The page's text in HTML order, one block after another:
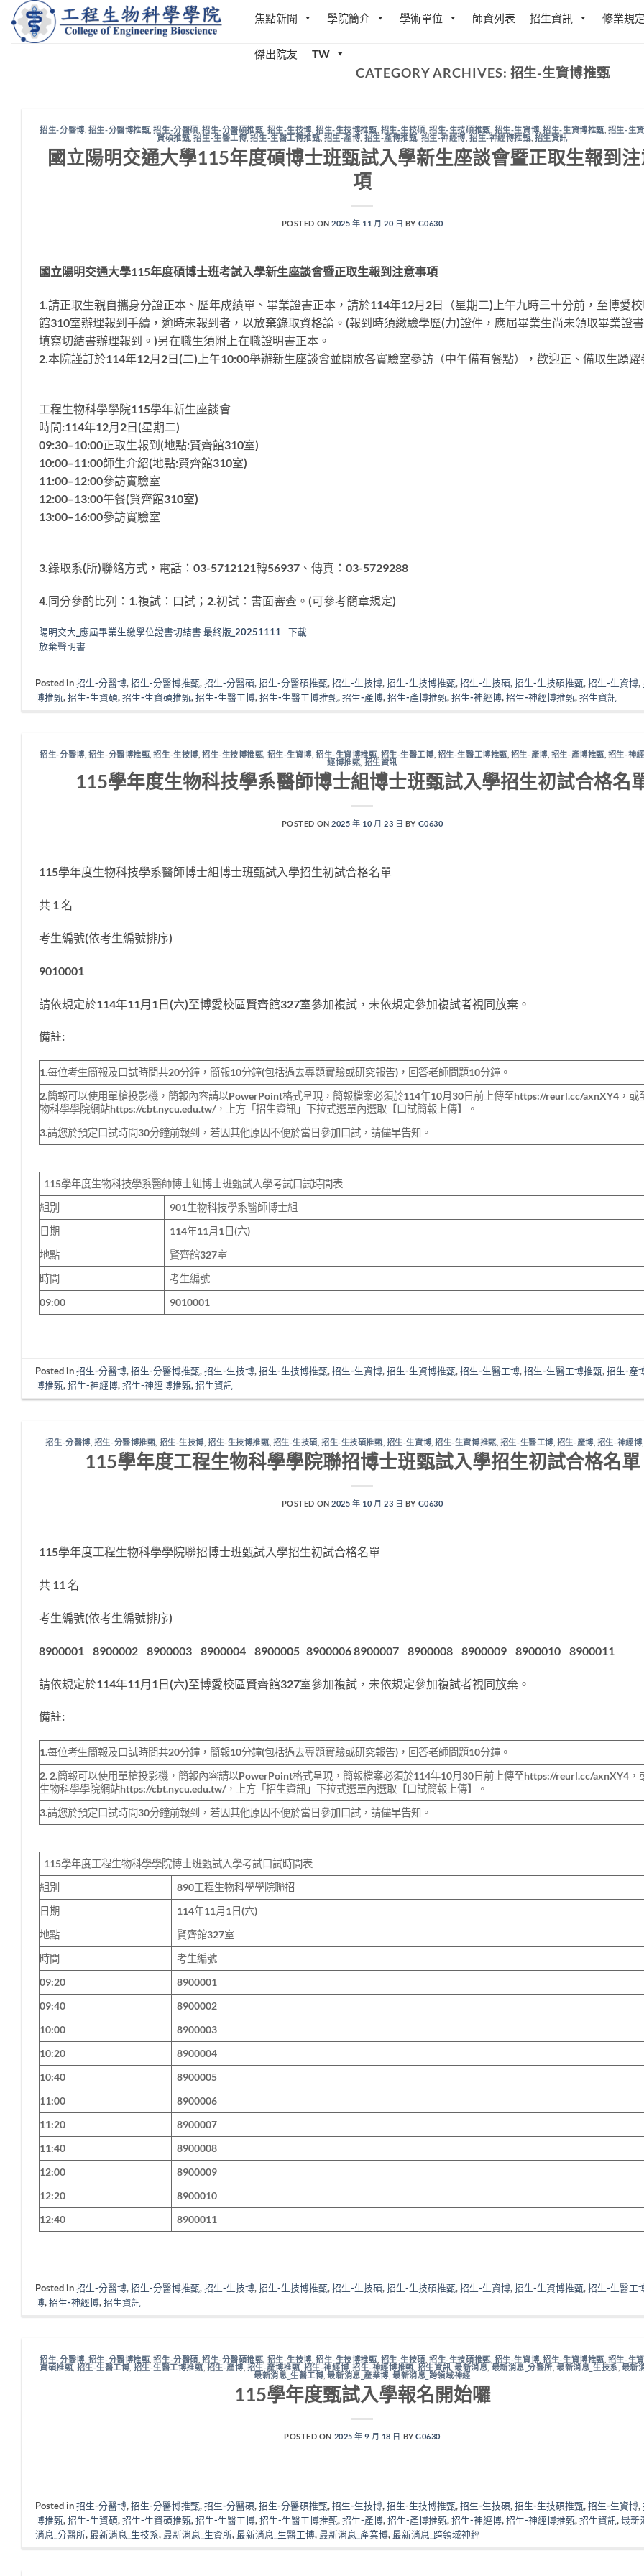
Skip
content
焦點新聞 學院簡介 學術單位 師資列表 招生資訊 修業規定
傑出院友 TW
CATEGORY ARCHIVES: 招生-生資博推甄
招生-分醫博, 招生-分醫博推甄,招生-分醫碩 招生-分醫碩推甄, 招生-生技博,招生-生技博推甄, 招生-生技碩 ,招生-生技碩推甄, 招生-生資博,招生-生資博推甄, 招生-生
資碩推甄,招生-生醫工博,招生-生醫工博推甄, 招生-產博, 招生-產博推甄, 招生-神經博,招生-神經博推甄, 招生資訊
國立陽明交通大學115年度碩博士班甄試入學新生座談會暨正取生報到
項
POSTED ON2025 年 11 月 20 日 BY G0630
國立陽明交通大學115年度碩博士班考試入學新生座談會暨正取生報到注意事項
1.請正取生親自攜身分證正本、歷年成績單、畢業證書正本，請於114年12月2日（星期二)上午九時三十分前，至博愛
館310室辦理報到手續，逾時未報到者，以放棄錄取資格論。(報到時須繳驗學歷(力)證件，應屆畢業生尚未領取畢業證
填寫切結書辦理報到。)另在職生須附上在職證明書正本。
2.本院謹訂於114年12月2日(二)上午10:00舉辦新生座談會並開放各實驗室參訪（中午備有餐點），歡迎正、備取生踴躍
工程生物科學學院115學年新生座談會
時間:114年12月2日(星期二)
09:30–10:00正取生報到(地點:賢齊館310室)
10:00–11:00師生介紹(地點:賢齊館310室)
11:00–12:00參訪實驗室
12:00–13:00午餐(賢齊館310室)
13:00–16:00參訪實驗室
3.錄取系(所)聯絡方式，電話：03-5712121轉56937、傳真：03-5729288
4.同分參酌比列：1.複試：口試；2.初試：書面審查。(可參考簡章規定)
陽明交大_應屆畢業生繳學位證書切結書 最終版_20251111
下載
放棄聲明書
Posted in招生-分醫博,招生-分醫博推甄,招生-分醫碩,招生-分醫碩推甄,招生-生技博,招生-生技博推甄,招生-生技碩,招生-生技碩推甄,招生-生資博,
博推甄,招生-生資碩,招生-生資碩推甄,招生-生醫工博,招生-生醫工博推甄,招生-產博,招生-產博推甄,招生-神經博,招生-神經博推甄,招生資訊
招生-分醫博, 招生-分醫博推甄,招生-生技博, 招生-生技博推甄, 招生-生資博,招生-生資博推甄, 招生-生醫工博, 招生-生醫工博推甄, 招生-產博, 招生-產博推甄, 招生-神
經博推甄, 招生資訊
115學年度生物科技學系醫師博士組博士班甄試入學招生初試合格名
POSTED ON2025 年 10 月 23 日 BY G0630
115學年度生物科技學系醫師博士組博士班甄試入學招生初試合格名單
共 1 名
考生編號(依考生編號排序)
9010001
請依規定於114年11月1日(六)至博愛校區賢齊館327室參加複試，未依規定參加複試者視同放棄。
備註:
1.每位考生簡報及口試時間共20分鐘，簡報10分鐘(包括過去專題實驗或研究報告)，回答老師問題10分鐘。
2.簡報可以使用單槍投影機，簡報內容請以PowerPoint格式呈現，簡報檔案必須於114年10月30日前上傳至https://reurl.cc/axnXY4，或
物科學學院網站https://cbt.nycu.edu.tw/，上方「招生資訊」下拉式選單內選取【口試簡報上傳】。
3.請您於預定口試時間30分鐘前報到，若因其他原因不便於當日參加口試，請儘早告知。
115學年度生物科技學系醫師博士組博士班甄試入學考試口試時間表
組別
901生物科技學系醫師博士組
日期
114年11月1日(六)
地點
賢齊館327室
時間
考生編號
09:00
9010001
Posted in招生-分醫博,招生-分醫博推甄,招生-生技博,招生-生技博推甄,招生-生資博,招生-生資博推甄,招生-生醫工博,招生-生醫工博推甄,招生-產
博推甄,招生-神經博,招生-神經博推甄,招生資訊
招生-分醫博, 招生-分醫博推甄, 招生-生技博,招生-生技博推甄, 招生-生技碩 ,招生-生技碩推甄, 招生-生資博,招生-生資博推甄, 招生-生醫工博, 招生-產博, 招生-神經博
115學年度工程生物科學學院聯招博士班甄試入學招生初試合格名單
POSTED ON2025 年 10 月 23 日 BY G0630
115學年度工程生物科學學院聯招博士班甄試入學招生初試合格名單
共 11 名
考生編號(依考生編號排序)
8900001 8900002 8900003 8900004 8900005 8900006 8900007 8900008 8900009 8900010 8900011
請依規定於114年11月1日(六)至博愛校區賢齊館327室參加複試，未依規定參加複試者視同放棄。
備註:
1.每位考生簡報及口試時間共20分鐘，簡報10分鐘(包括過去專題實驗或研究報告)，回答老師問題10分鐘。
2. 2.簡報可以使用單槍投影機，簡報內容請以PowerPoint格式呈現，簡報檔案必須於114年10月30日前上傳至https://reurl.cc/axnXY4，
生物科學學院網站https://cbt.nycu.edu.tw/，上方「招生資訊」下拉式選單內選取【口試簡報上傳】。
3.請您於預定口試時間30分鐘前報到，若因其他原因不便於當日參加口試，請儘早告知。
115學年度工程生物科學學院博士班甄試入學考試口試時間表
組別
890工程生物科學學院聯招
日期
114年11月1日(六)
地點
賢齊館327室
時間
考生編號
09:20
8900001
09:40
8900002
10:00
8900003
10:20
8900004
10:40
8900005
11:00
8900006
11:20
8900007
11:40
8900008
12:00
8900009
12:20
8900010
12:40
8900011
Posted in招生-分醫博,招生-分醫博推甄,招生-生技博,招生-生技博推甄,招生-生技碩,招生-生技碩推甄,招生-生資博,招生-生資博推甄,招生-生醫工
博,招生-神經博,招生資訊
招生-分醫博, 招生-分醫博推甄,招生-分醫碩 招生-分醫碩推甄, 招生-生技博,招生-生技博推甄, 招生-生技碩 ,招生-生技碩推甄, 招生-生資博,招生-生資博推甄, 招生-生
資碩推甄, 招生-生醫工博, 招生-生醫工博推甄,招生-產博, 招生-產博推甄, 招生-神經博,招生-神經博推甄, 招生資訊 ,最新消息 ,最新消息_分醫所 ,最新消息_生技系 最新
最新消息_生醫工博,最新消息_產業博,最新消息_跨領域神經
115學年度甄試入學報名開始囉
POSTED ON 2025 年 9 月 18 日 BYG0630
Posted in招生-分醫博,招生-分醫博推甄,招生-分醫碩,招生-分醫碩推甄,招生-生技博,招生-生技博推甄,招生-生技碩,招生-生技碩推甄,招生-生資博,
博推甄,招生-生資碩,招生-生資碩推甄,招生-生醫工博,招生-生醫工博推甄,招生-產博,招生-產博推甄,招生-神經博,招生-神經博推甄,招生資訊,最新
消息_分醫所,最新消息_生技系,最新消息_生資所,最新消息_生醫工博,最新消息_產業博,最新消息_跨領域神經